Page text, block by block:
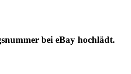
bei eBay hochlädt.